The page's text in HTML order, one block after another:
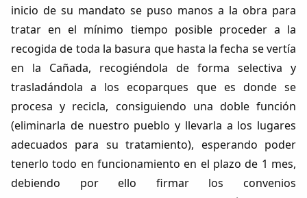
inicio de su mandato se puso manos a la obra para
tratar en el mínimo tiempo posible proceder a la
recogida de toda la basura que hasta la fecha se vertía
en la Cañada, recogiéndola de forma selectiva y
trasladándola a los ecoparques que es donde se
procesa y recicla, consiguiendo una doble función
(eliminarla de nuestro pueblo y llevarla a los lugares
adecuados para su tratamiento), esperando poder
tenerlo todo en funcionamiento en el plazo de 1 mes,
debiendo por ello firmar los convenios